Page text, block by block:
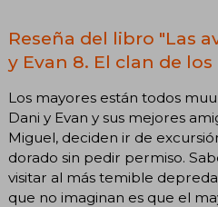
Reseña del libro "Las
y Evan 8. El clan de
Los mayores están todos
Dani y Evan y sus mejores
Miguel, deciden ir de
dorado sin pedir permiso.
visitar al más temible
que no imaginan es que el